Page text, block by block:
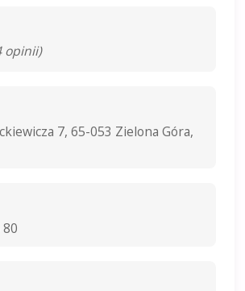
opinii)
7, 65-053 Zielona Góra,